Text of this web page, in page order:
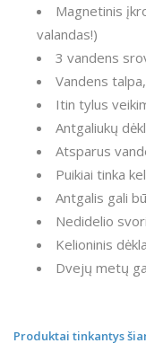
Magnetinis
valandas!)
3 vandens
Vandens
Itin tylus
Antgaliukų
Atsparus
Puikiai tinka
Antgalis gali
Nedidelio
Kelioninis
Dvejų metų
Produktai tinkantys